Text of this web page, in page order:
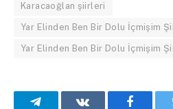
Karacaoğlan şiirleri
Yar Elinden Ben Bir Dolu İçmişim
Yar Elinden Ben Bir Dolu İçmişim
TelegramVKontakte